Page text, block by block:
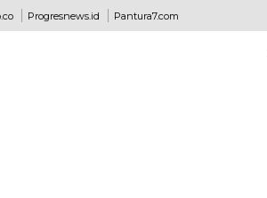
Progresnews.id Pantura7.com